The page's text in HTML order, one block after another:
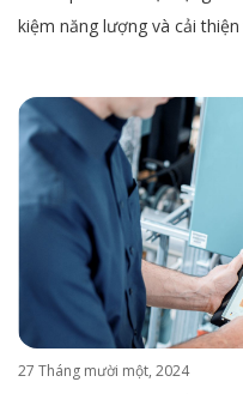
kiệm năng lượng và cải
27 Tháng mười một, 2024